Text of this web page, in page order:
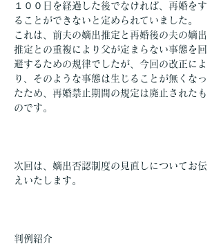
１００日を経過した後でなければ、再婚をす
ることができないと定められていました。
これは、前夫の嫡出推定と再婚後の夫の嫡出
推定との重複により父が定まらない事態を回
避するための規律でしたが、今回の改正によ
り、そのような事態は生じることが無くなっ
たため、再婚禁止期間の規定は廃止されたも
のです。
次回は、嫡出否認制度の見直しについてお伝
えいたします。
判例紹介